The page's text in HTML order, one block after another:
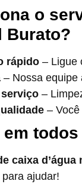
o
Burato?
rápido – Ligue
– Nossa equipe
–
–
caixa
ajudar!